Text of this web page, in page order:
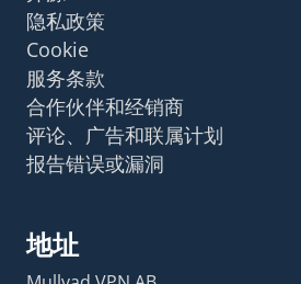
隐私政策
Cookie
服务条款
合作伙伴和经销商
评论、广告和联属计划
报告错误或漏洞
地址